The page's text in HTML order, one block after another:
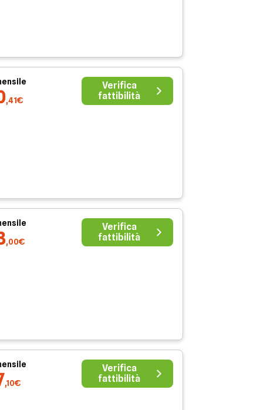
,41€
Verifica
fattibilità
,00€
Verifica
fattibilità
,10€
Verifica
fattibilità